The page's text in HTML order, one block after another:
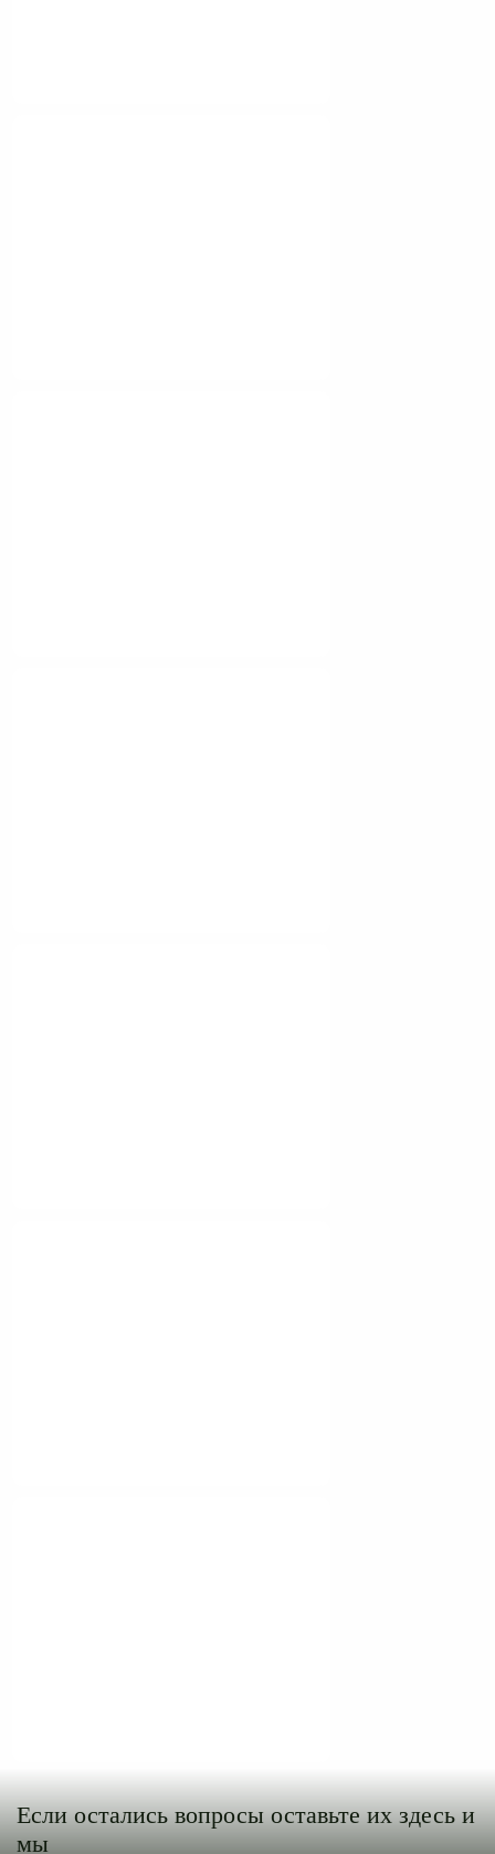
Если остались вопросы оставьте их здесь и
мы